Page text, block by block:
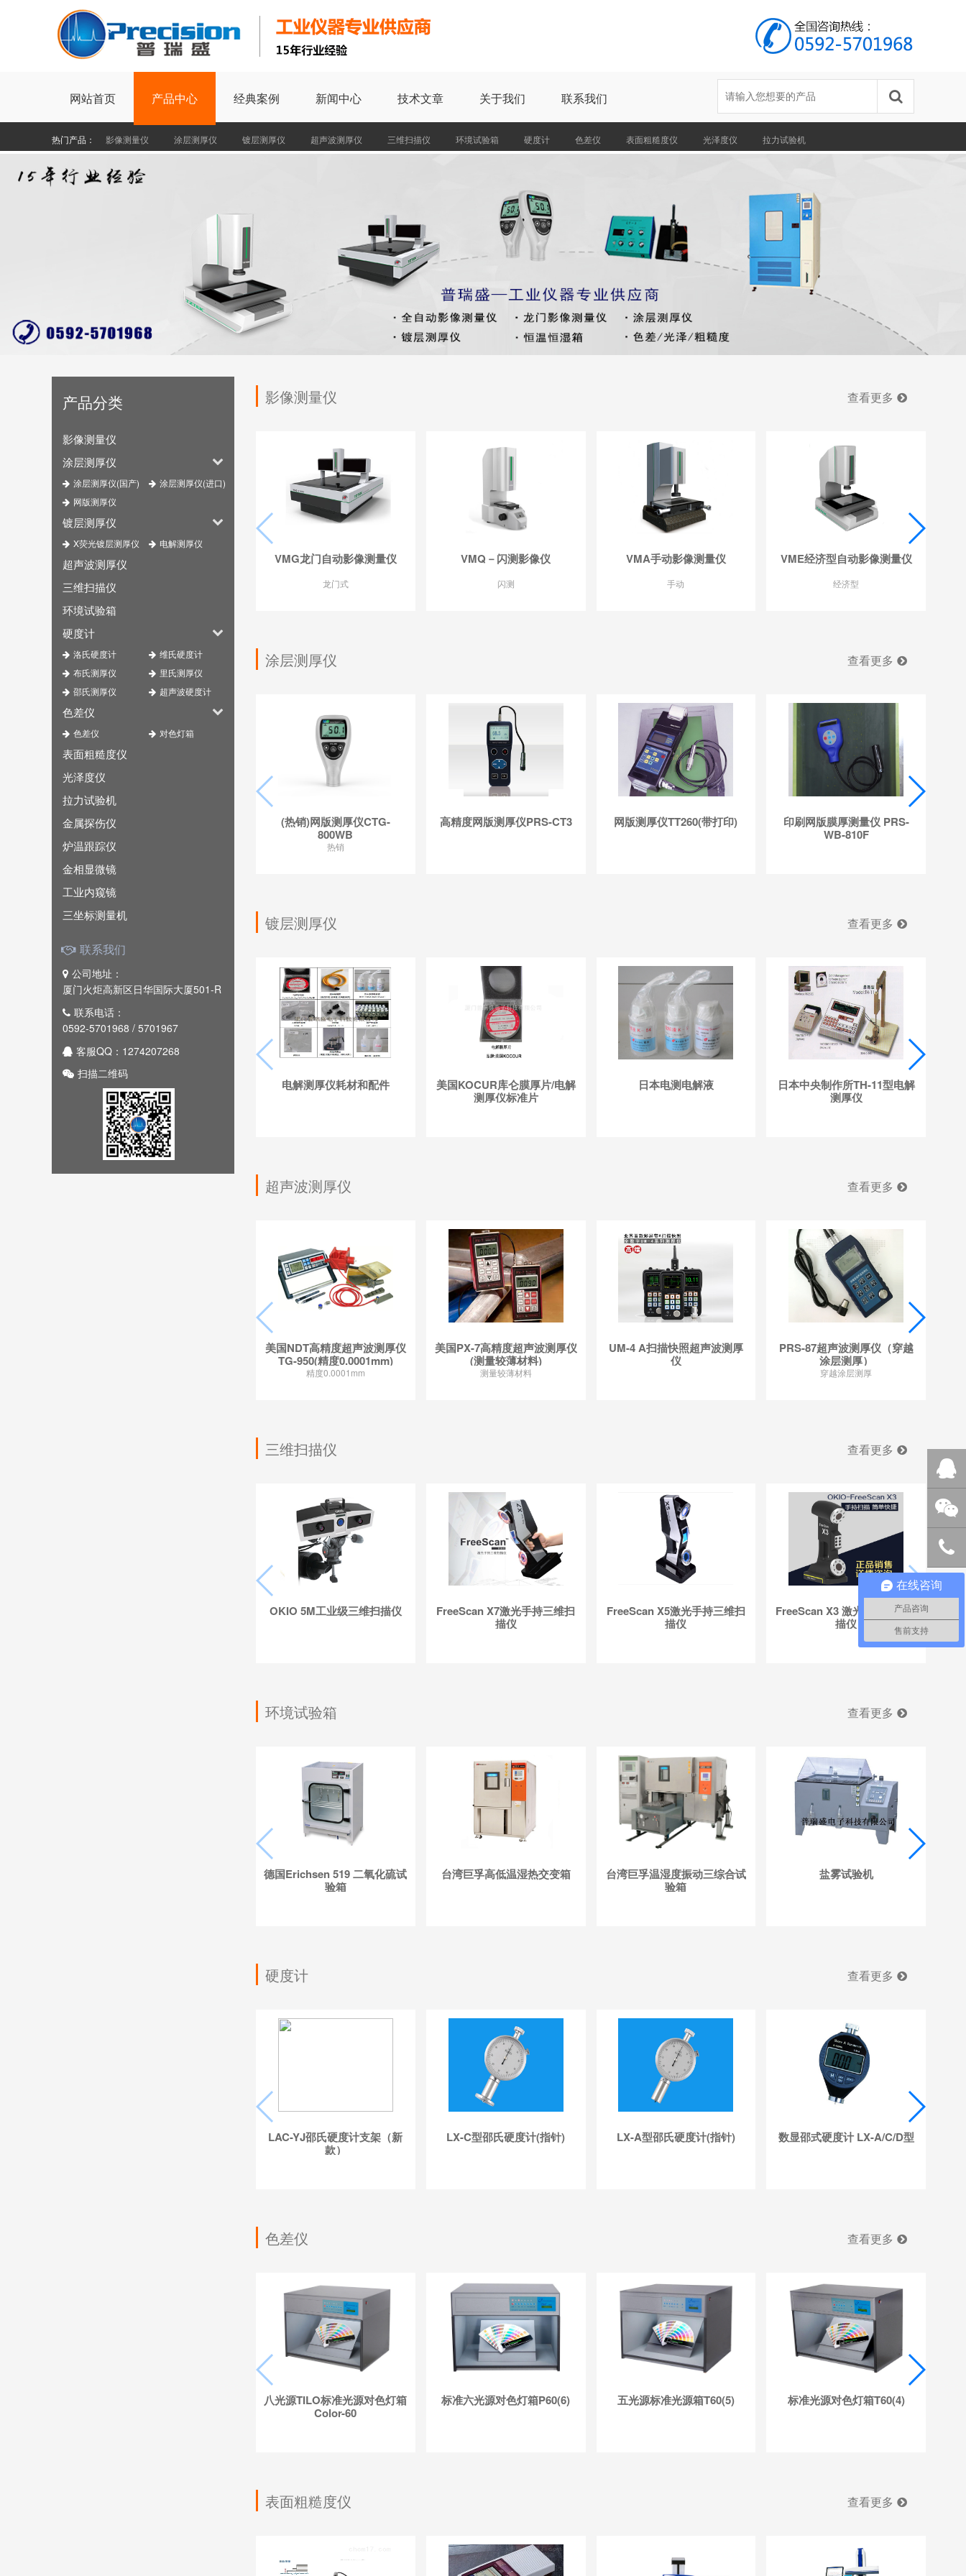
网站首页 产品中心 经典案例 新闻中心 技术文章 关于我们 联系我们
热门产品： 影像测量仪 涂层测厚仪 镀层测厚仪 超声波测厚仪 三维扫描仪 环境试验箱 硬度计 色差仪 表面粗糙度仪 光泽度仪 拉力试验机
产品分类
影像测量仪
涂层测厚仪
涂层测厚仪(国产)
涂层测厚仪(进口)
网版测厚仪
镀层测厚仪
X荧光镀层测厚仪 电解测厚仪
超声波测厚仪
三维扫描仪
环境试验箱
硬度计
洛氏硬度计
维氏硬度计
布氏测厚仪
里氏测厚仪
邵氏测厚仪
超声波硬度计
色差仪
色差仪 对色灯箱
表面粗糙度仪
光泽度仪
拉力试验机
金属探伤仪
炉温跟踪仪
金相显微镜
工业内窥镜
三坐标测量机
联系我们
公司地址：
厦门火炬高新区日华国际大厦501-R
联系电话：
0592-5701968 / 5701967
客服QQ：1274207268
扫描二维码
影像测量仪 查看更多
VMG龙门自动影像测量仪
龙门式
VMQ－闪测影像仪
闪测
VMA手动影像测量仪
手动
VME经济型自动影像测量仪
经济型
涂层测厚仪 查看更多
(热销)网版测厚仪CTG-
800WB
热销
高精度网版测厚仪PRS-CT3 网版测厚仪TT260(带打印)
印刷网版膜厚测量仪 PRS-
WB-810F
镀层测厚仪 查看更多
电解测厚仪耗材和配件
美国KOCUR库仑膜厚片/电解
测厚仪标准片
日本电测电解液
日本中央制作所TH-11型电解
测厚仪
超声波测厚仪 查看更多
美国NDT高精度超声波测厚仪
TG-950(精度0.0001mm)
精度0.0001mm
美国PX-7高精度超声波测厚仪
(测量较薄材料)
测量较薄材料
UM-4 A扫描快照超声波测厚
仪
PRS-87超声波测厚仪（穿越
涂层测厚）
穿越涂层测厚
三维扫描仪 查看更多
OKIO 5M工业级三维扫描仪
FreeScan X7激光手持三维扫
描仪
FreeScan X5激光手持三维扫
描仪
FreeScan X3 激光手持三维扫
描仪
环境试验箱 查看更多
德国Erichsen 519 二氧化硫试
验箱
台湾巨孚高低温湿热交变箱
台湾巨孚温湿度振动三综合试
验箱
盐雾试验机
硬度计 查看更多
LAC-YJ邵氏硬度计支架（新
款）
LX-C型邵氏硬度计(指针) LX-A型邵氏硬度计(指针) 数显邵式硬度计 LX-A/C/D型
色差仪 查看更多
八光源TILO标准光源对色灯箱
Color-60
标准六光源对色灯箱P60(6) 五光源标准光源箱T60(5) 标准光源对色灯箱T60(4)
表面粗糙度仪 查看更多
QQ客服
微信咨
询
0592-
在线咨询
产品咨询
售前支持